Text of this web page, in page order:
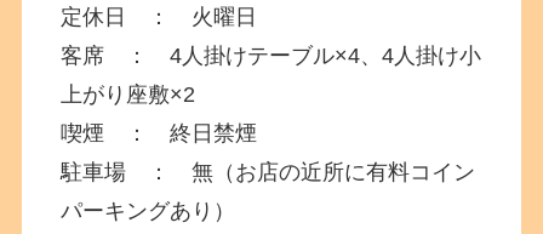
定休日 ： 火曜日
客席 ： 4人掛けテーブル×4、4人掛け小
上がり座敷×2
喫煙 ： 終日禁煙
駐車場 ： 無（お店の近所に有料コイン
パーキングあり）